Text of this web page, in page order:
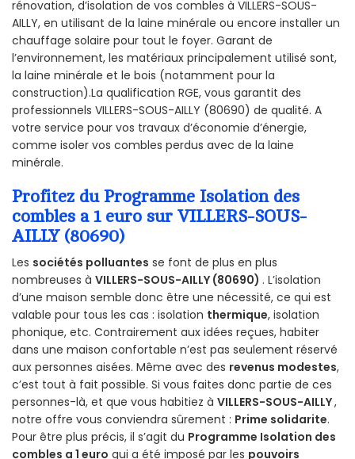
rénovation, d’isolation de vos combles à VILLERS-SOUS-
AILLY, en utilisant de la laine minérale ou encore installer un
chauffage solaire pour tout le foyer. Garant de
l’environnement, les matériaux principalement utilisé sont,
la laine minérale et le bois (notamment pour la
construction).La qualification RGE, vous garantit des
professionnels VILLERS-SOUS-AILLY (80690) de qualité. A
votre service pour vos travaux d’économie d’énergie,
comme isoler vos combles perdus avec de la laine
minérale.
Profitez du Programme Isolation des
combles a 1 euro sur VILLERS-SOUS-
AILLY (80690)
Les sociétés polluantes se font de plus en plus
nombreuses à VILLERS-SOUS-AILLY (80690) . L’isolation
d’une maison semble donc être une nécessité, ce qui est
valable pour tous les cas : isolation thermique, isolation
phonique, etc. Contrairement aux idées reçues, habiter
dans une maison confortable n’est pas seulement réservé
aux personnes aisées. Même avec des revenus modestes,
c’est tout à fait possible. Si vous faites donc partie de ces
personnes-là, et que vous habitiez à VILLERS-SOUS-AILLY,
notre offre vous conviendra sûrement : Prime solidarite.
Pour être plus précis, il s’agit du Programme Isolation des
combles a 1 euro qui a été imposé par les pouvoirs